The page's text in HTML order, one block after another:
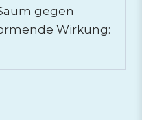
gegen
Wirkung: